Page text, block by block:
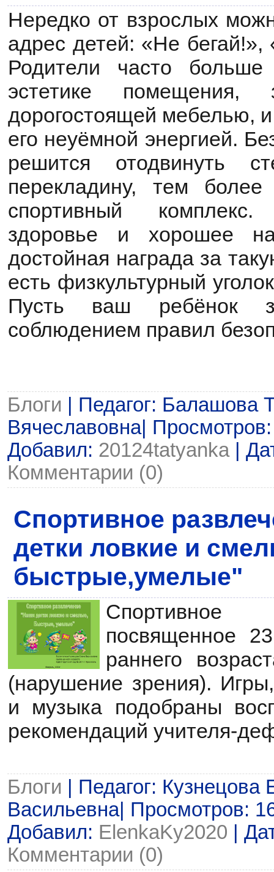
Нередко от взрослых
адрес детей: «Не
Родители часто
эстетике помещения,
дорогостоящей мебелью,
его неуёмной энергией.
решится отодвинуть
перекладину, тем
спортивный
здоровье и хорошее
достойная награда за
есть физкультурный
Пусть ваш ребёнок
соблюдением правил
Блоги | Педагог: Балашова
Вячеславовна|
Добавил: 20124tatyanka|
Комментарии (0)
Спортивное
детки ловкие и
быстрые,умелые"
посвященное
раннего
(нарушение зрения).
и музыка подобраны
рекомендаций учителя-
Блоги | Педагог: Кузнецова
Васильевна| Просмотров:
Добавил: ElenkaKy2020 |
Комментарии (0)